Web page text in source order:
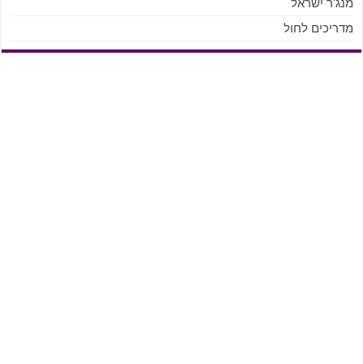
מנג'ר ישראל
מדריכים לחול